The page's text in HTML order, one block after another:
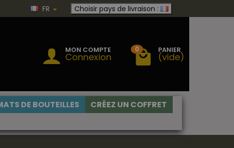
FR Choisir pays de livraison :
MON COMPTE
Connexion
0 PANIER
(vide)
DE BOUTEILLES
CRÉEZ UN COFFRET